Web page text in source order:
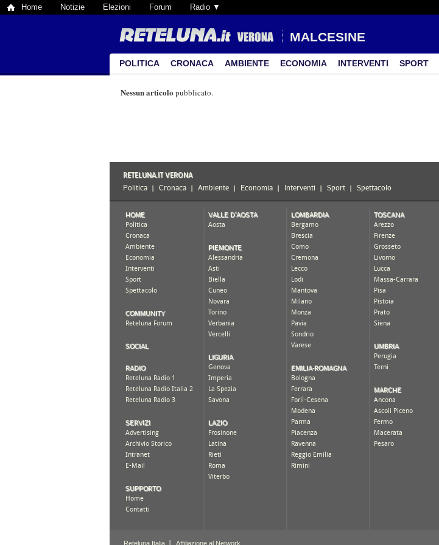
Home Notizie Elezioni Forum Radio ▼
MALCESINE
POLITICA CRONACA AMBIENTE ECONOMIA INTERVENTI SPORT
Nessun articolo pubblicato.